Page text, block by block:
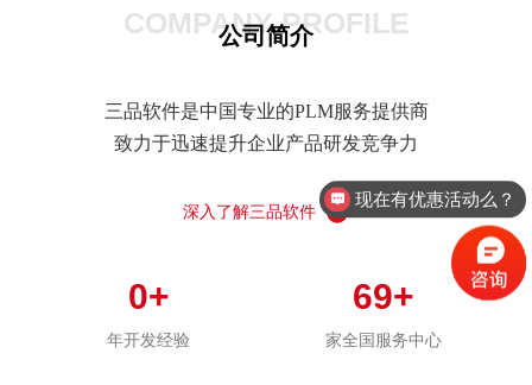
COMPANY PROFILE
公司简介
三品软件是中国专业的PLM服务提供商
致力于迅速提升企业产品研发竞争力
深入了解三品软件
0+
年开发经验
69+
家全国服务中心
现在有优惠活动么？